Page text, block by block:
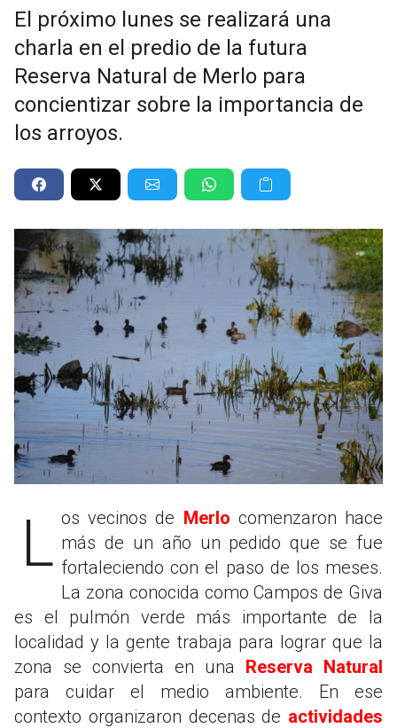
El próximo lunes se realizará una
charla en el predio de la futura
Reserva Natural de Merlo para
concientizar sobre la importancia de
los arroyos.
Los vecinos de Merlo comenzaron hace
más de un año un pedido que se fue
fortaleciendo con el paso de los meses.
La zona conocida como Campos de Giva
es el pulmón verde más importante de la
localidad y la gente trabaja para lograr que la
zona se convierta en una Reserva Natural
para cuidar el medio ambiente. En ese
contexto organizaron decenas de actividades